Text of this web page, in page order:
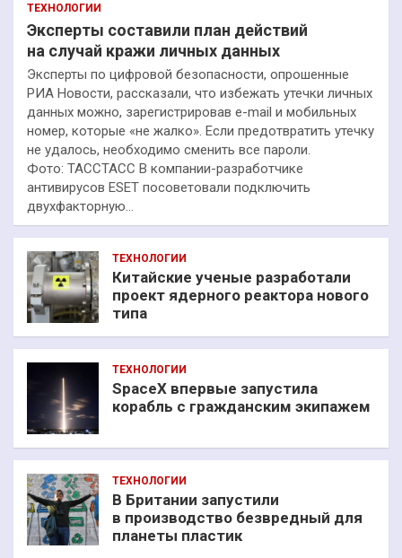
ТЕХНОЛОГИИ
Эксперты составили план действий
на случай кражи личных данных
Эксперты по цифровой безопасности, опрошенные
РИА Новости, рассказали, что избежать утечки личных
данных можно, зарегистрировав e-mail и мобильных
номер, которые «не жалко». Если предотвратить утечку
не удалось, необходимо сменить все пароли.
Фото: ТАССТАСС В компании-разработчике
антивирусов ESET посоветовали подключить
двухфакторную…
ТЕХНОЛОГИИ
Китайские ученые разработали
проект ядерного реактора нового
типа
ТЕХНОЛОГИИ
SpaceX впервые запустила
корабль с гражданским экипажем
ТЕХНОЛОГИИ
В Британии запустили
в производство безвредный для
планеты пластик